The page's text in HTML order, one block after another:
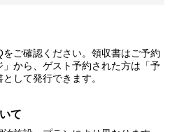
ご確認ください。領収書はご予約
から、ゲスト予約された方は「予
して発行できます。
て